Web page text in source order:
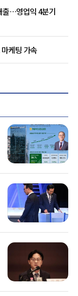
출…영업익 4분기
케팅 가속